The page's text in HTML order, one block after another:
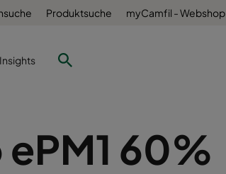
Produktsuche myCamfil - Webshop
Insights
60%